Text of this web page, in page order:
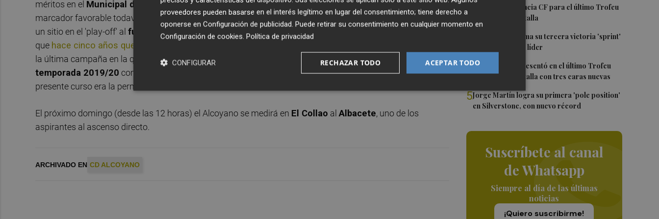
2
El once del Valencia CF para el último Trofeu
Taronja de Mestalla
Jorge Martín suma su tercera victoria 'sprint'
del año y es más líder
4El Valencia se presentó en el último Trofeu
Taronja en Mestalla con tres caras nuevas
5Jorge Martín logra su primera 'pole position'
en Silverstone, con nuevo récord
Suscríbete al canal
de Whatsapp
Siempre al día de las últimas
noticias
¡Quiero suscribirme!
méritos en el Municipal de Palamósno solo para cerrar el partido antes, también para llevárselo por un
marcador favorable todavía más amplio), el Alcoyano le regala a su afición la ilusión de poder hacerse con
un sitio en el 'play-off' al fútbol profesional
. Lo anterior no es moco de pavo si tenemos en cuenta no solo
que hace cinco años que disputó su última fase de ascenso a LaLiga SmartBank
la última campaña en la que militó enSegunda A hay que remontarse a la2011/12 , también que en la
temporada 2019/20 competía en el cuarto escalón del fútbol españoly que el único objetivo al inicio del
presente curso era la permanencia.
El próximo domingo (desde las 12 horas) el Alcoyano se medirá en El Collao al Albacete, uno de los
aspirantes al ascenso directo.
ARCHIVADO EN CD ALCOYANO
proveedores pueden basarse en el interés legítimo en lugar del consentimiento; tiene derecho a
oponerse en Configuración de publicidad. Puede retirar su consentimiento en cualquier momento en
Configuración de cookies. Política de privacidad
ACEPTAR TODO
RECHAZAR TODO
CONFIGURAR